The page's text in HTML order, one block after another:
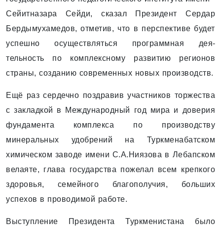
Сейитназара Сейди, сказал Президент Сердар
Бердымухамедов, отметив, что в перспективе будет
успешно осуществляться программная дея­
тельность по комплексному развитию регионов
страны, созданию современных новых производств.
Ещё раз сердечно поздравив участников торжества
с закладкой в Международный год мира и доверия
фундамента комплекса по производству
минеральных удобрений на Туркменабатском
химическом заводе имени С.А.Ниязова в Лебапском
велаяте, глава государства пожелал всем крепкого
здоровья, семейного благополучия, больших
успехов в проводимой работе.
Выступление Президента Туркменистана было